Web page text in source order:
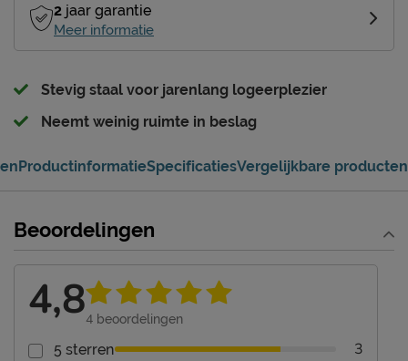
2 jaar garantie
Meer informatie
Stevig staal voor jarenlang logeerplezier
Neemt weinig ruimte in beslag
ProductinformatieSpecificatiesVergelijkbare producten
Beoordelingen
4,84 beoordelingen
5 sterren 3